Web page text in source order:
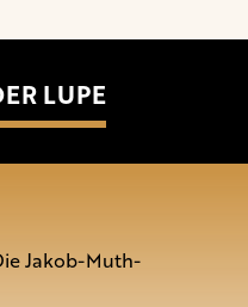
LUPE
Jakob-Muth-